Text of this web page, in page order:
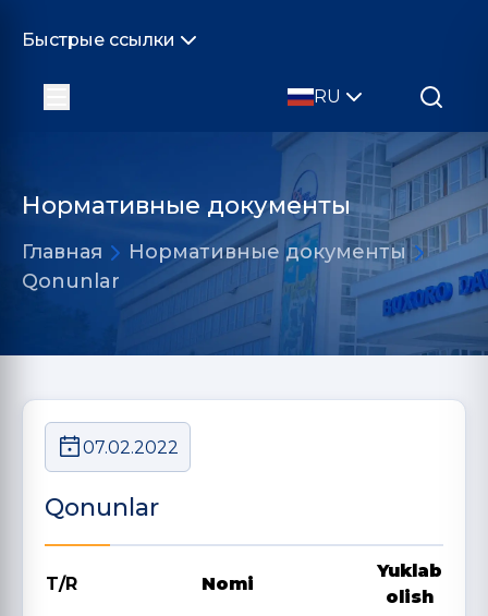
Быстрые ссылки
RU
Нормативные документы
Главная
Нормативные документы
Qonunlar
07.02.2022
Qonunlar
T/R Nomi
Yuklab
olish